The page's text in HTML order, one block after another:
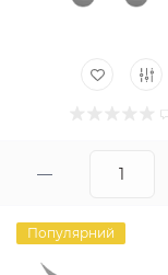
Популярний